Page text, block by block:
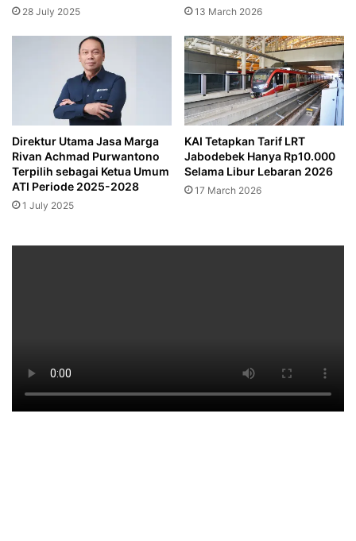
28 July 2025 13 March 2026
Direktur Utama Jasa Marga
Rivan Achmad Purwantono
Terpilih sebagai Ketua Umum
ATI Periode 2025-2028
1 July 2025
KAI Tetapkan Tarif LRT
Jabodebek Hanya Rp10.000
Selama Libur Lebaran 2026
17 March 2026